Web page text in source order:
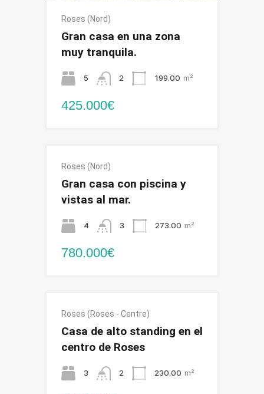
Roses (Nord)
Gran casa en una zona
muy tranquila.
5 2 199.00 m²
425.000€
Roses (Nord)
Gran casa con piscina y
vistas al mar.
4 3 273.00 m²
780.000€
Roses (Roses - Centre)
Casa de alto standing en el
centro de Roses
3 2 230.00 m²